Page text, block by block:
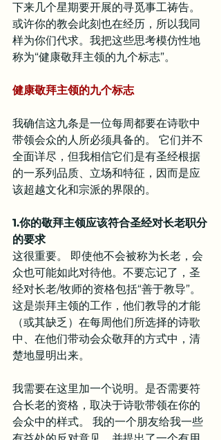
下来几个星期要开展的寻觅事工祷告。
或许你的教会此刻也在经历，所以我同
样为你们代求。我把这些思考模仿性地
称为“健康敬拜主领的九个标志”。
健康敬拜主领的九个标志
我确信这九条是一位每周都要在诗歌中
带领会众的人所必须具备的。 它们并不
全面详尽，但我相信它们是有圣经根据
的一系列品质、立场和特征，因而是应
该超越文化和宗派的界限的。
1.你的敬拜主领应该符合圣经对长老职分
的要求
这很重要。 即使他不会被称为长老，会
众也可能如此对待他。不要忘记了，圣
经对长老/牧师的资格包括“善于教导”。
这是崇拜主领的工作，他们教导的才能
（或其缺乏）在每周他们所选择的诗歌
中、在他们带动会众敬拜的方式中，清
楚地显明出来。
我需要在这里加一个说明。是否需要符
合长老的资格，取决于诗歌带领在你的
会众中的样式。 我的一个朋友给我一些